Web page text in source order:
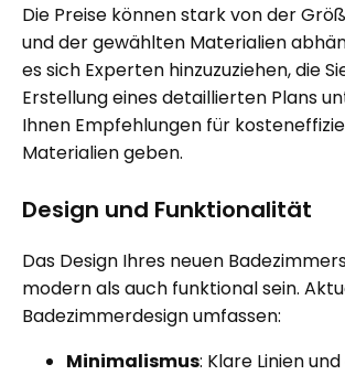
Die Preise können stark von der
und der gewählten Materialien
es sich Experten hinzuzuziehen, die
Erstellung eines detaillierten Plans
Ihnen Empfehlungen für
Materialien geben.
Design und Funktionalität
Das Design Ihres neuen
modern als auch funktional sein.
Badezimmerdesign umfassen:
Minimalismus: Klare Linien